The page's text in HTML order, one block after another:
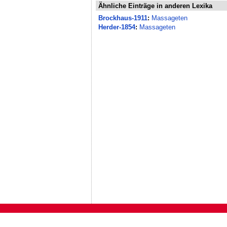
Ähnliche Einträge in anderen Lexika
Brockhaus-1911: Massageten
Herder-1854: Massageten